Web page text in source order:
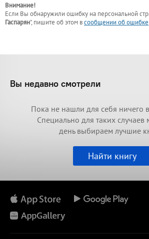
Внимание!
Если Вы обнаружили ошибку на персональной
Гаспарян", пишите об этом всообщении об ошибке
Вы недавно смотрели
Пока не нашли для себя ничего
Специально для таких
день выбираем лучшие
Найти книгу